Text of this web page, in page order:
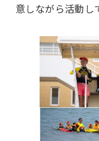
意しながら活動し